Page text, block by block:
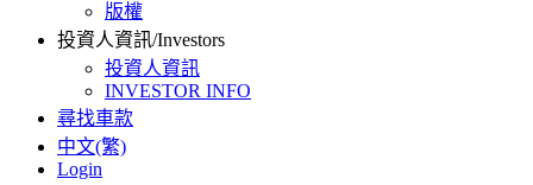
版權
投資人資訊/Investors
投資人資訊
INVESTOR INFO
尋找車款
中文(繁)
Login